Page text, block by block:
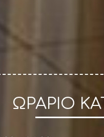
ΩΡΑΡΙΟ